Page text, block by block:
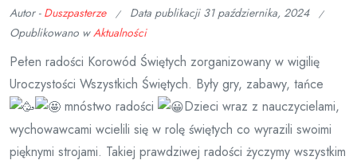
Autor - Duszpasterze Data publikacji 31 października, 2024
Opublikowano wAktualności
Pełen radości Korowód Świętych zorganizowany w wigilię
Uroczystości Wszystkich Świętych. Były gry, zabawy, tańce
mnóstwo radości
Dzieci wraz z nauczycielami,
wychowawcami wcielili się w rolę świętych co wyrazili swoimi
pięknymi strojami. Takiej prawdziwej radości życzymy wszystkim